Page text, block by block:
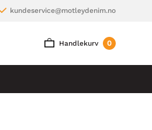
kundeservice@motleydenim.no
Handlekurv 0